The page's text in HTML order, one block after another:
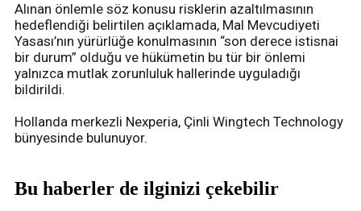
Alınan önlemle söz konusu risklerin azaltılmasının
hedeflendiği belirtilen açıklamada, Mal Mevcudiyeti
Yasası’nın yürürlüğe konulmasının “son derece istisnai
bir durum” olduğu ve hükümetin bu tür bir önlemi
yalnızca mutlak zorunluluk hallerinde uyguladığı
bildirildi.
Hollanda merkezli Nexperia, Çinli Wingtech Technology
bünyesinde bulunuyor.
Bu haberler de ilginizi çekebilir